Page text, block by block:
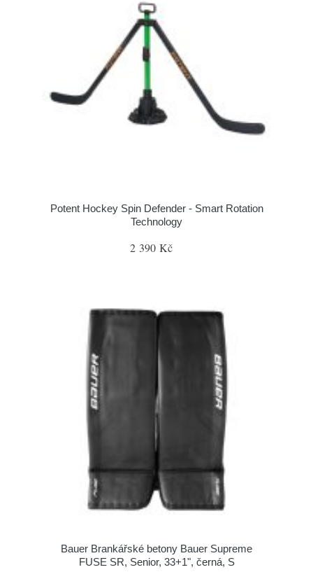
Potent Hockey Spin Defender - Smart Rotation
Technology
2 390 Kč
Bauer Brankářské betony Bauer Supreme
FUSE SR, Senior, 33+1", černá, S